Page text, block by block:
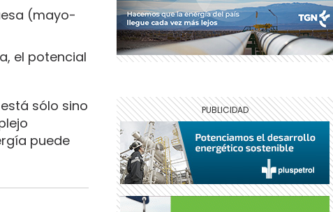
(mayo-
el potencial
sólo sino
puede